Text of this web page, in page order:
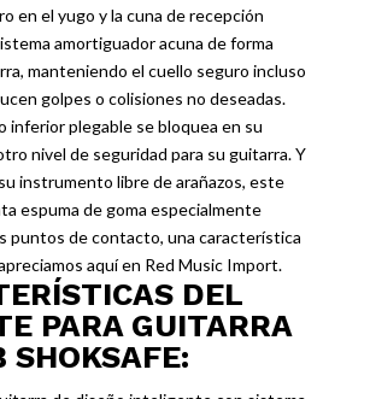
en el yugo y la cuna de recepción
amortiguador acuna de forma
manteniendo el cuello seguro incluso
golpes o colisiones no deseadas.
inferior plegable se bloquea en su
nivel de seguridad para su guitarra. Y
instrumento libre de arañazos, este
espuma de goma especialmente
puntos de contacto, una característica
aquí en Red Music Import.
DEL
PARA GUITARRA
SHOKSAFE: